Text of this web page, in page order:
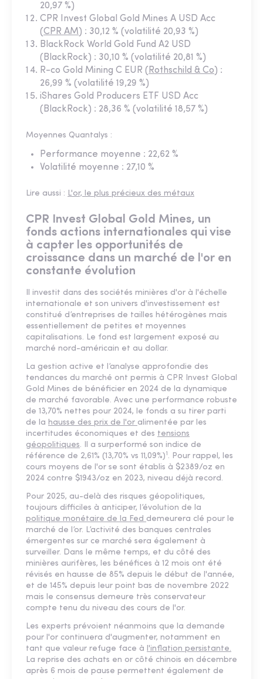
20,97 %)
CPR Invest Global Gold Mines A USD Acc
(CPR AM) : 30,12 % (volatilité 20,93 %)
BlackRock World Gold Fund A2 USD
(BlackRock) : 30,10 % (volatilité 20,81 %)
R-co Gold Mining C EUR ( Rothschild & Co) :
26,99 % (volatilité 19,29 %)
iShares Gold Producers ETF USD Acc
(BlackRock) : 28,36 % (volatilité 18,57 %)
Moyennes Quantalys :
Performance moyenne : 22,62 %
Volatilité moyenne : 27,10 %
Lire aussi : L'or, le plus précieux des métaux
CPR Invest Global Gold Mines, un
fonds actions internationales qui vise
à capter les opportunités de
croissance dans un marché de l'or en
constante évolution
Il investit dans des sociétés minières d'or à l'échelle
internationale et son univers d'investissement est
constitué d’entreprises de tailles hétérogènes mais
essentiellement de petites et moyennes
capitalisations. Le fond est largement exposé au
marché nord-américain et au dollar.
La gestion active et l’analyse approfondie des
tendances du marché ont permis à CPR Invest Global
Gold Mines de bénéficier en 2024 de la dynamique
de marché favorable. Avec une performance robuste
de 13,70% nettes pour 2024, le fonds a su tirer parti
de la hausse des prix de l'or alimentée par les
incertitudes économiques et des tensions
géopolitiques. Il a surperformé son indice de
référence de 2,61% (13,70% vs 11,09%)1. Pour rappel, les
cours moyens de l'or se sont établis à $2389/oz en
2024 contre $1943/oz en 2023, niveau déjà record.
Pour 2025, au-delà des risques géopolitiques,
toujours difficiles à anticiper, l’évolution de la
politique monétaire de la Fed demeurera clé pour le
marché de l’or. L’activité des banques centrales
émergentes sur ce marché sera également à
surveiller. Dans le même temps, et du côté des
minières aurifères, les bénéfices à 12 mois ont été
révisés en hausse de 85% depuis le début de l'année,
et de 145% depuis leur point bas de novembre 2022
mais le consensus demeure très conservateur
compte tenu du niveau des cours de l'or.
Les experts prévoient néanmoins que la demande
pour l'or continuera d'augmenter, notamment en
tant que valeur refuge face à l'inflation persistante.
La reprise des achats en or côté chinois en décembre
après 6 mois de pause permettent également de